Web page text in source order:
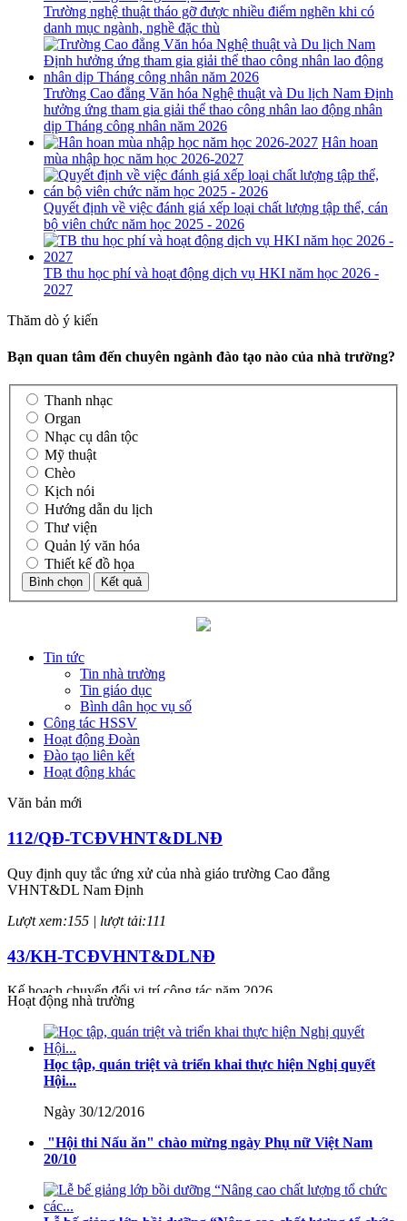
Trường nghệ thuật tháo gỡ được nhiều điểm nghẽn khi có
danh mục ngành, nghề đặc thù
Trường Cao đẳng Văn hóa Nghệ thuật và Du lịch Nam Định
hưởng ứng tham gia giải thể thao công nhân lao động nhân
dịp Tháng công nhân năm 2026
Hân hoan
mùa nhập học năm học 2026-2027
Quyết định về việc đánh giá xếp loại chất lượng tập thể, cán
bộ viên chức năm học 2025 - 2026
TB thu học phí và hoạt động dịch vụ HKI năm học 2026 -
2027
Thăm dò ý kiến
Bạn quan tâm đến chuyên ngành đào tạo nào của nhà trường?
Thanh nhạc
Organ
Nhạc cụ dân tộc
Mỹ thuật
Chèo
Kịch nói
Hướng dẫn du lịch
Thư viện
Quản lý văn hóa
Thiết kế đồ họa
Tin tức
Tin nhà trường
Tin giáo dục
Bình dân học vụ số
Công tác HSSV
Hoạt động Đoàn
Đào tạo liên kết
Hoạt động khác
Văn bản mới
112/QĐ-TCĐVHNT&DLNĐ
Quy định quy tắc ứng xử của nhà giáo trường Cao đẳng
VHNT&DL Nam Định
Lượt xem:155 | lượt tải:111
43/KH-TCĐVHNT&DLNĐ
Kế hoạch chuyển đổi vị trí công tác năm 2026
Lượt xem:249 | lượt tải:154
238/2025/NĐ-CP
Quy định về chính sách học phí, miễn, giảm, hỗ trợ học phí, hỗ trợ
chi phí học tập và giá dịch vụ trong lĩnh vực giáo dục, đào tạo
Lượt xem:353 | lượt tải:231
Nghị quyết số 71-NQ/TWcủa Bộ Chính trị về đột phá phát triển
Hoạt động nhà trường
Học tập, quán triệt và triển khai thực hiện Nghị quyết
Hội...
Ngày 30/12/2016
"Hội thi Nấu ăn" chào mừng ngày Phụ nữ Việt Nam
20/10